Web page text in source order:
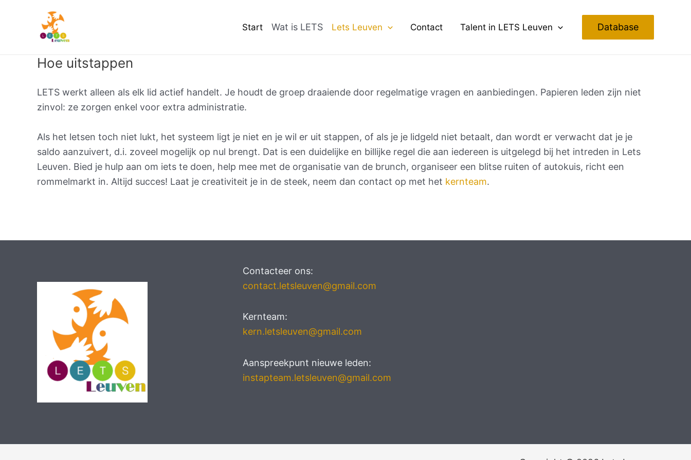
Start Wat is LETS Lets Leuven Contact Talent in LETS Leuven Database
Hoe uitstappen
LETS werkt alleen als elk lid actief handelt. Je houdt de groep draaiende door regelmatige vragen en aanbiedingen. Papieren leden zijn niet
zinvol: ze zorgen enkel voor extra administratie.
Als het letsen toch niet lukt, het systeem ligt je niet en je wil er uit stappen, of als je je lidgeld niet betaalt, dan wordt er verwacht dat je je
saldo aanzuivert, d.i. zoveel mogelijk op nul brengt. Dat is een duidelijke en billijke regel die aan iedereen is uitgelegd bij het intreden in Lets
Leuven. Bied je hulp aan om iets te doen, help mee met de organisatie van de brunch, organiseer een blitse ruiten of autokuis, richt een
rommelmarkt in. Altijd succes! Laat je creativiteit je in de steek, neem dan contact op met het kernteam.
Contacteer ons:
contact.letsleuven@gmail.com
Kernteam:
kern.letsleuven@gmail.com
Aanspreekpunt nieuwe leden:
instapteam.letsleuven@gmail.com